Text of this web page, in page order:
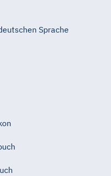
Sprache